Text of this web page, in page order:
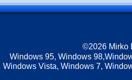
©2026 Mirko
Windows 95, Windows
Windows Vista, Windows 7,